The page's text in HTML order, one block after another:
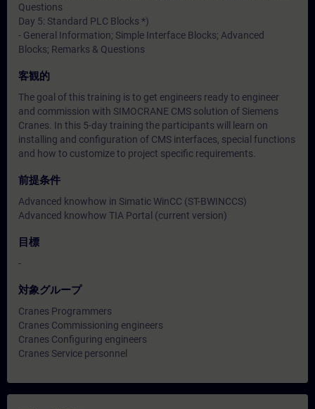
Questions
Day 5: Standard PLC Blocks *)
- General Information; Simple Interface Blocks; Advanced
Blocks; Remarks & Questions
客観的
The goal of this training is to get engineers ready to engineer
and commission with SIMOCRANE CMS solution of Siemens
Cranes. In this 5-day training the participants will learn on
installing and configuration of CMS interfaces, special functions
and how to customize to project specific requirements.
前提条件
Advanced knowhow in Simatic WinCC (ST-BWINCCS)
Advanced knowhow TIA Portal (current version)
目標
-
対象グループ
Cranes Programmers
Cranes Commissioning engineers
Cranes Configuring engineers
Cranes Service personnel